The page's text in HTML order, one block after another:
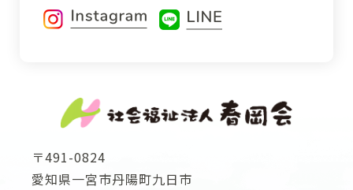
〒491-0824
愛知県一宮市丹陽町九日市